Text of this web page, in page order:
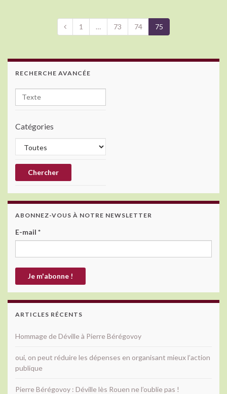
1 … 73 74 75
RECHERCHE AVANCÉE
Catégories
ABONNEZ-VOUS À NOTRE NEWSLETTER
E-mail *
ARTICLES RÉCENTS
Hommage de Déville à Pierre Bérégovoy
oui, on peut réduire les dépenses en organisant mieux l’action
publique
Pierre Bérégovoy : Déville lès Rouen ne l’oublie pas !